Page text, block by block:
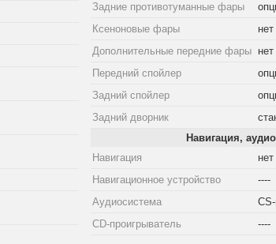
Задние противотуманные фары
Ксеноновые фары
нет
Дополнительные передние фары нет
Передний спойлер
Задний спойлер
Задний дворник
Навигация,
Навигация
нет
Навигационное устройство
----
Аудиосистема
CD-проигрыватель
----